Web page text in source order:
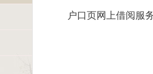
户口页网上借阅服